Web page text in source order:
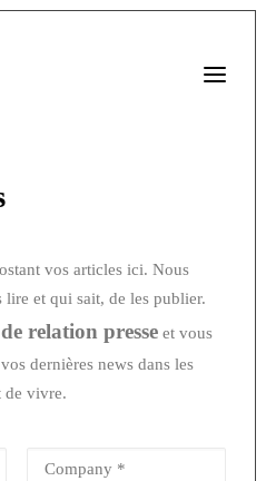
vos articles ici. Nous
et qui sait, de les publier.
relation presse et vous
dernières news dans les
de vivre.